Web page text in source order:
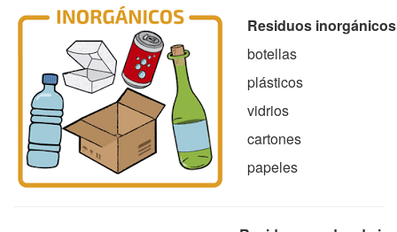
Residuos inorgánicos
botellas
plásticos
vidrios
cartones
papeles